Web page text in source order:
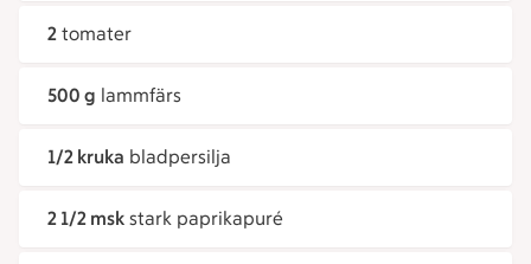
2 tomater
500 g lammfärs
1/2 kruka bladpersilja
2 1/2 msk stark paprikapuré